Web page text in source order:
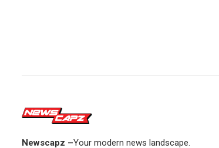
Newscapz –Your modern news landscape.